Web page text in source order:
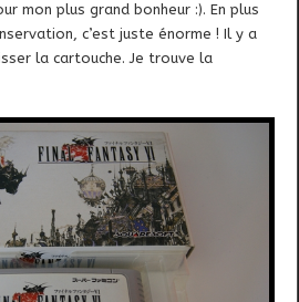
mon plus grand bonheur :). En plus
c’est juste énorme ! Il y a
la cartouche. Je trouve la